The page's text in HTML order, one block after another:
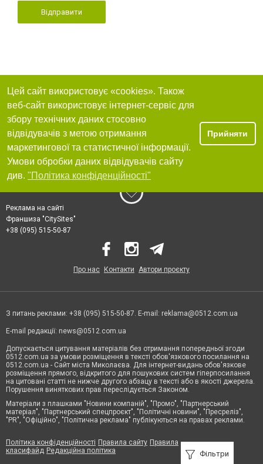
Відправити
Фільтри
Цей сайт використовує «cookies». Також
веб-сайт використовує інтернет-сервіс для
збору технічних даних стосовно
відвідувачів з метою отримання
маркетингової та статистичної інформації.
Умови обробки даних відвідувачів сайту
див. "Політика конфіденційності"
Прийняти
Реклама на сайті
Франшиза "CitySites"
+38 (095) 515-50-87
Про нас Контакти Автори проєкту
З питань реклами: +38 (095) 515-50-87. E-mail: reklama@0512.com.ua
E-mail редакції: news@0512.com.ua
Допускається цитування матеріалів без отримання попередньої згоди
0512.com.ua за умови розміщення в тексті обов'язкового посилання на
0512.com.ua - Сайт міста Миколаєва. Для інтернет-видань обов'язкове
розміщення прямого, відкритого для пошукових систем гіперпосилання
на цитовані статті не нижче другого абзацу в тексті або в якості джерела.
Порушення виняткових прав переслідується Законом.
Матеріали з плашками "Новини компаній", "Промо", "Партнерський
матеріал", "Партнерський спецпроєкт", "Політичні новини", "Пресреліз",
"PR", "Офіційно", "Політична реклама" публікуються на правах реклами.
Політика конфіденційності Правила сайту Правила
класифайд Редакційна політика